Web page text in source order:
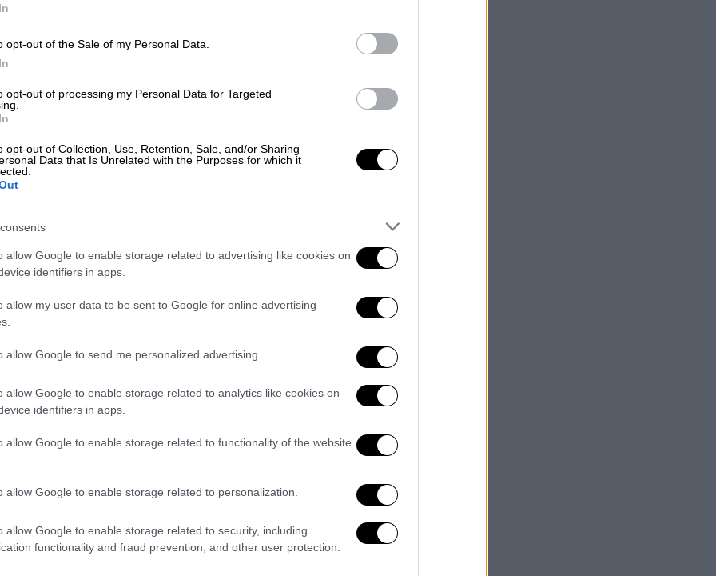
opt-out of the Sale of my Personal Data.
opt-out of processing my Personal Data for Targeted
opt-out of Collection, Use, Retention, Sale, and/or Sharing
Data that Is Unrelated with the Purposes for which it
allow Google to enable storage related to advertising like cookies on
identifiers in apps.
allow my user data to be sent to Google for online advertising
allow Google to send me personalized advertising.
allow Google to enable storage related to analytics like cookies on
identifiers in apps.
allow Google to enable storage related to functionality of the website
allow Google to enable storage related to personalization.
allow Google to enable storage related to security, including
functionality and fraud prevention, and other user protection.
Πρωταθλητές για τους Ολυμπιακούς
μέχρι... προφυλακτικά μέσα στα
μαζίένα από τα πιο
των εποχών στο μεγάλο σόου που
ντουέτο το τραγούδι - θρύλο της
δημοσίευμα του Guardian, η μουσική
από σίγουρη
duet at Paris 2024 Olympic opening
July 25, 2024
και έγινε το σήμα κατατεθέν της Πιαφ,